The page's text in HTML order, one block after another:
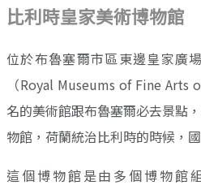
比利時皇家美術博物館
位於布魯塞爾市區東邊皇家廣
（Royal Museums of Fine
名的美術館跟布魯塞爾必去景點
物館，荷蘭統治比利時的時候，
這個博物館是由多個博物館